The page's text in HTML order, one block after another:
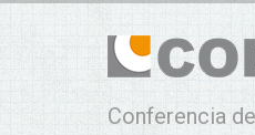
Conferencia